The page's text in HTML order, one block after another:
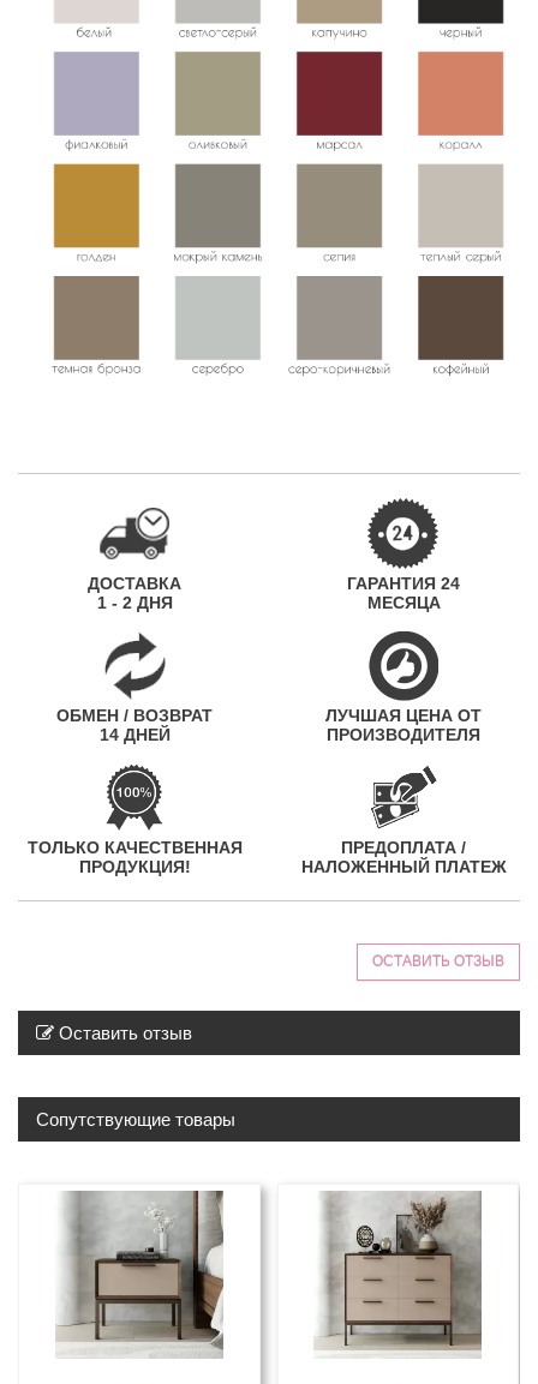
ДОСТАВКА
1 - 2 ДНЯ
ГАРАНТИЯ 24
МЕСЯЦА
ОБМЕН / ВОЗВРАТ
14 ДНЕЙ
ЛУЧШАЯ ЦЕНА ОТ
ПРОИЗВОДИТЕЛЯ
ТОЛЬКО КАЧЕСТВЕННАЯ
ПРОДУКЦИЯ!
ПРЕДОПЛАТА /
НАЛОЖЕННЫЙ ПЛАТЕЖ
ОСТАВИТЬ ОТЗЫВ
Оставить отзыв
Сопутствующие товары